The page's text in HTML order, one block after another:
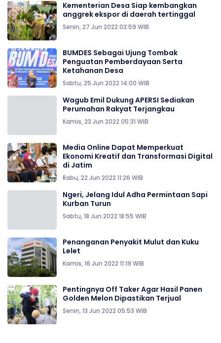
Kementerian Desa Siap kembangkan
anggrek ekspor di daerah tertinggal
Senin, 27 Jun 2022 03:59 WIB
BUMDES Sebagai Ujung Tombak
Penguatan Pemberdayaan Serta
Ketahanan Desa
Sabtu, 25 Jun 2022 14:00 WIB
Wagub Emil Dukung APERSI Sediakan
Perumahan Rakyat Terjangkau
Kamis, 23 Jun 2022 05:31 WIB
Media Online Dapat Memperkuat
Ekonomi Kreatif dan Transformasi Digital
di Jatim
Rabu, 22 Jun 2022 11:26 WIB
Ngeri, Jelang Idul Adha Permintaan Sapi
Kurban Turun
Sabtu, 18 Jun 2022 18:55 WIB
Penanganan Penyakit Mulut dan Kuku
Lelet
Kamis, 16 Jun 2022 11:19 WIB
Pentingnya Off Taker Agar Hasil Panen
Golden Melon Dipastikan Terjual
Senin, 13 Jun 2022 05:53 WIB